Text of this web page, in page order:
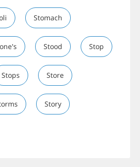
Stomach
Stood Stop
Stops Store
Story